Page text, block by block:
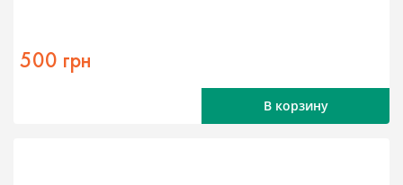
500 грн
В корзину